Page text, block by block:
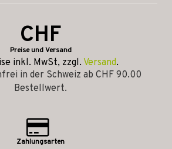
CHF
Preise und Versand
inkl. MwSt, zzgl. Versand.
in der Schweiz ab CHF 90.00
Bestellwert.
Zahlungsarten